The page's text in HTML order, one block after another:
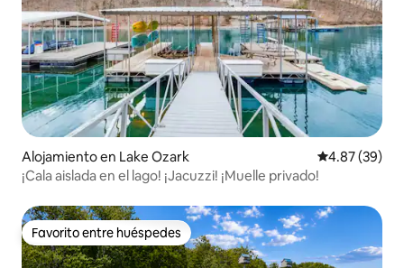
Alojamiento en Lake Ozark Calificación
4.87 (39)
¡Cala aislada en el lago! ¡Jacuzzi! ¡Muelle privado!
Favorito entre huéspedes
Favorito entre huéspedes